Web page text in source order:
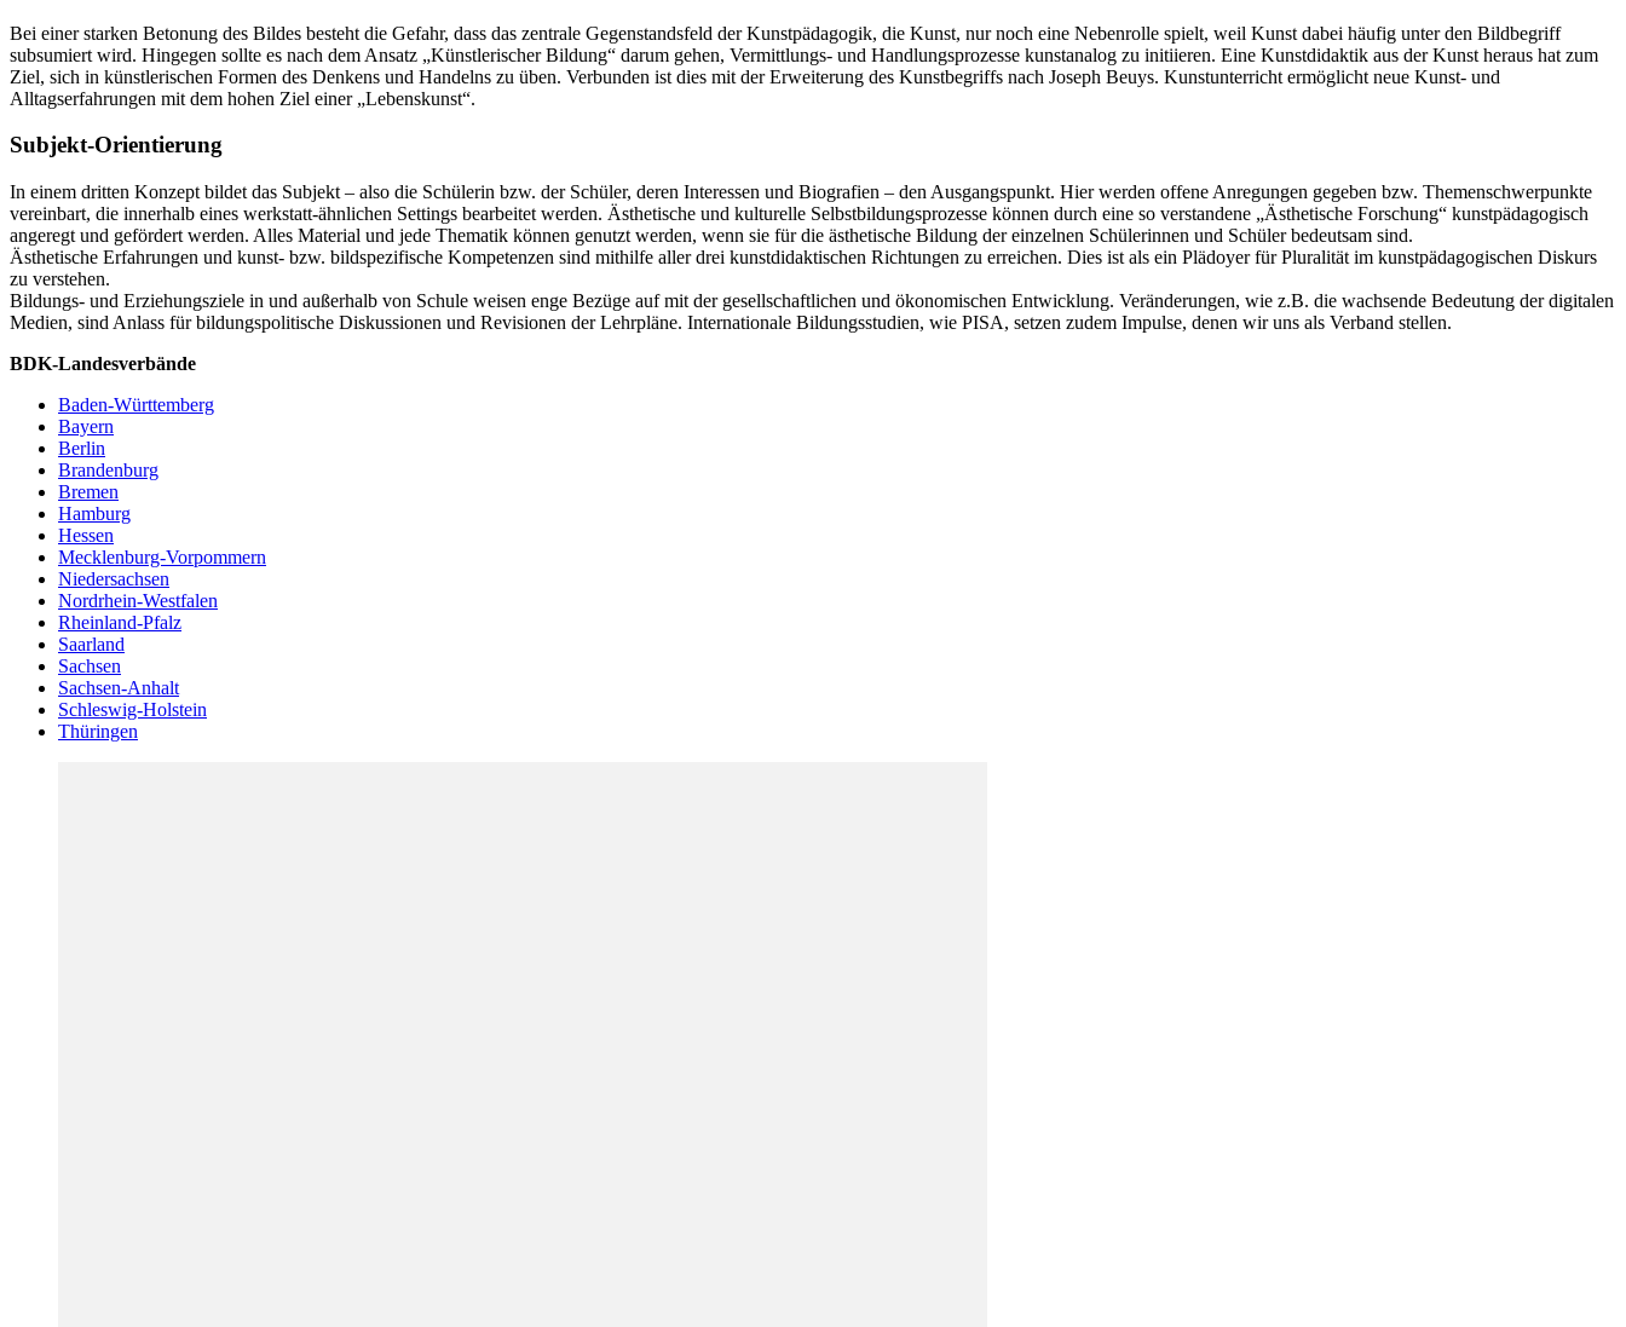
Bei einer starken Betonung des Bildes besteht die Gefahr, dass das zentrale Gegenstandsfeld der Kunstpädagogik, die Kunst, nur noch eine Nebenrolle spielt, weil Kunst dabei häufig unter den Bildbegriff
subsumiert wird. Hingegen sollte es nach dem Ansatz „Künstlerischer Bildung“ darum gehen, Vermittlungs- und Handlungsprozesse kunstanalog zu initiieren. Eine Kunstdidaktik aus der Kunst heraus hat zum
Ziel, sich in künstlerischen Formen des Denkens und Handelns zu üben. Verbunden ist dies mit der Erweiterung des Kunstbegriffs nach Joseph Beuys. Kunstunterricht ermöglicht neue Kunst- und
Alltagserfahrungen mit dem hohen Ziel einer „Lebenskunst“.
Subjekt-Orientierung
In einem dritten Konzept bildet das Subjekt – also die Schülerin bzw. der Schüler, deren Interessen und Biografien – den Ausgangspunkt. Hier werden offene Anregungen gegeben bzw. Themenschwerpunkte
vereinbart, die innerhalb eines werkstatt-ähnlichen Settings bearbeitet werden. Ästhetische und kulturelle Selbstbildungsprozesse können durch eine so verstandene „Ästhetische Forschung“ kunstpädagogisch
angeregt und gefördert werden. Alles Material und jede Thematik können genutzt werden, wenn sie für die ästhetische Bildung der einzelnen Schülerinnen und Schüler bedeutsam sind.
Ästhetische Erfahrungen und kunst- bzw. bildspezifische Kompetenzen sind mithilfe aller drei kunstdidaktischen Richtungen zu erreichen. Dies ist als ein Plädoyer für Pluralität im kunstpädagogischen Diskurs
zu verstehen.
Bildungs- und Erziehungsziele in und außerhalb von Schule weisen enge Bezüge auf mit der gesellschaftlichen und ökonomischen Entwicklung. Veränderungen, wie z.B. die wachsende Bedeutung der digitalen
Medien, sind Anlass für bildungspolitische Diskussionen und Revisionen der Lehrpläne. Internationale Bildungsstudien, wie PISA, setzen zudem Impulse, denen wir uns als Verband stellen.
BDK-Landesverbände
Baden-Württemberg
Bayern
Berlin
Brandenburg
Bremen
Hamburg
Hessen
Mecklenburg-Vorpommern
Niedersachsen
Nordrhein-Westfalen
Rheinland-Pfalz
Saarland
Sachsen
Sachsen-Anhalt
Schleswig-Holstein
Thüringen